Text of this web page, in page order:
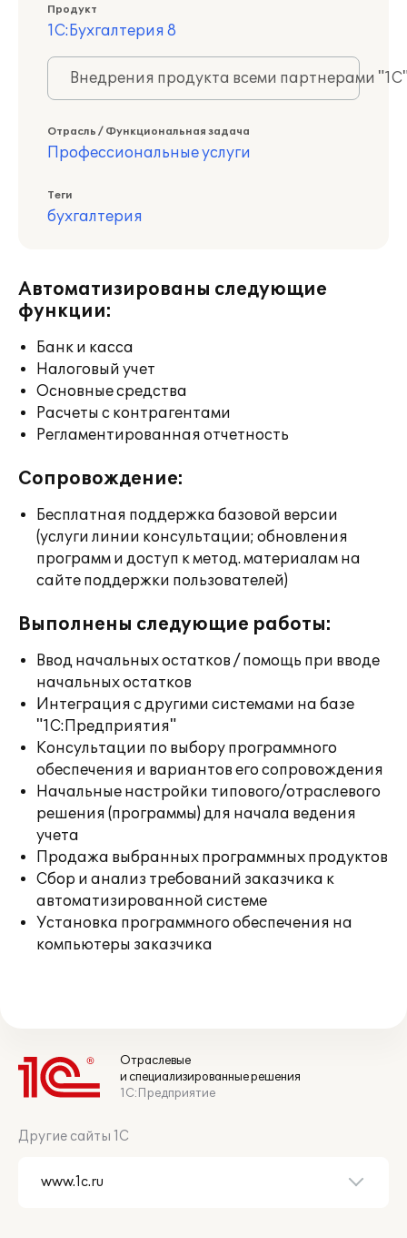
Продукт
1С:Бухгалтерия 8
Внедрения продукта всеми партнерами
Отрасль / Функциональная задача
Профессиональные услуги
Теги
бухгалтерия
Автоматизированы следующие
функции:
Банк и касса
Налоговый учет
Основные средства
Расчеты с контрагентами
Регламентированная отчетность
Сопровождение:
Бесплатная поддержка базовой версии
(услуги линии консультации; обновления
программ и доступ к метод. материалам на
сайте поддержки пользователей)
Выполнены следующие работы:
Ввод начальных остатков / помощь при вводе
начальных остатков
Интеграция с другими системами на базе
"1С:Предприятия"
Консультации по выбору программного
обеспечения и вариантов его сопровождения
Начальные настройки типового/отраслевого
решения (программы) для начала ведения
учета
Продажа выбранных программных продуктов
Сбор и анализ требований заказчика к
автоматизированной системе
Установка программного обеспечения на
компьютеры заказчика
Отраслевые
и специализированные решения
1С:Предприятие
Другие сайты 1С